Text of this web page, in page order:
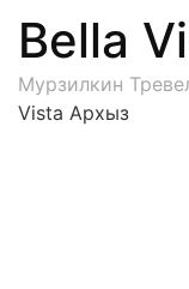
Bella
Мурзилкин
Vista Архыз